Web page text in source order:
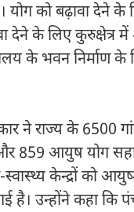
योग को बढ़ावा देने
देने के लिए कुरुक्षेत्र में
के भवन निर्माण के
ने राज्य के 6500
859 आयुष योग
केन्द्रों को
है। उन्होंने कहा कि